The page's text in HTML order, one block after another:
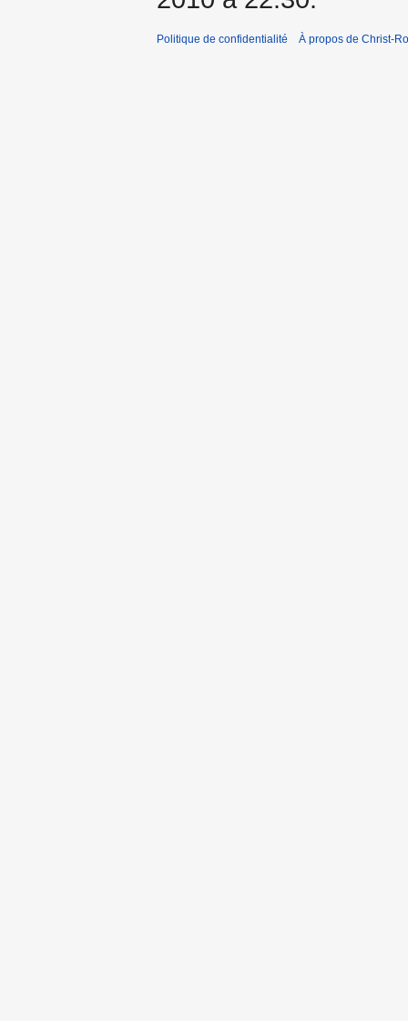
Politique de confidentialité À propos de Christ-